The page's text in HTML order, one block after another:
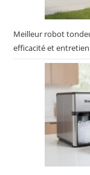
Meilleur robot
efficacité et